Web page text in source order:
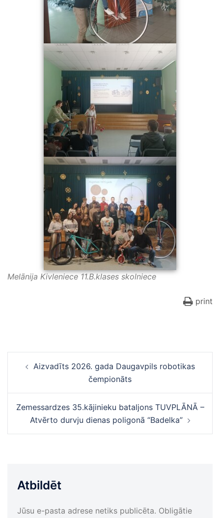
Melānija Kivleniece 11.B.klases skolniece
print
navigācija
Aizvadīts 2026. gada Daugavpils robotikas
čempionāts
Zemessardzes 35.kājinieku bataljons TUVPLĀNĀ –
Atvērto durvju dienas poligonā “Badelka”
Atbildēt
Jūsu e-pasta adrese netiks publicēta. Obligātie